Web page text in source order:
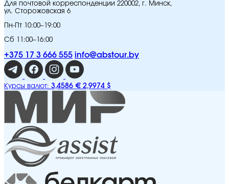
Для почтовой корреспонденции 220002, г. Минск,
ул. Сторожовская 6
Пн-Пт 10:00–19:00
Сб 11:00–16:00
+375 17 3 666 555 info@abstour.by
Курсы валют: 3,4586 € 2,9974 $